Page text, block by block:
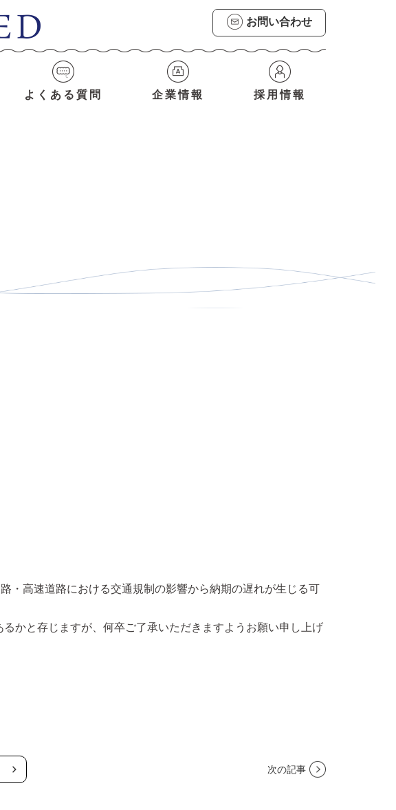
お問い合わせ
よくある質問 企業情報 採用情報
・高速道路における交通規制の影響から納期の遅れが生じる可
かと存じますが、何卒ご了承いただきますようお願い申し上げ
次の記事